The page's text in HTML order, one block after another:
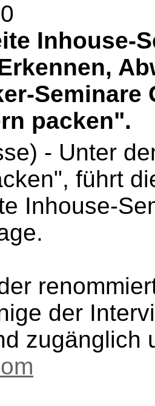
Inhouse-
Seminare
packen".
- Unter
führt
Inhouse-
der
zugänglich